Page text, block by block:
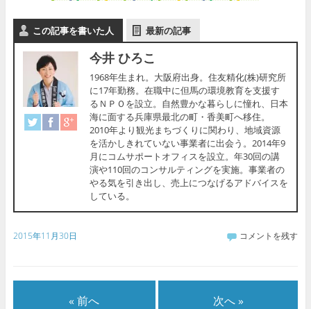
この記事を書いた人 最新の記事
今井 ひろこ
1968年生まれ。大阪府出身。住友精化(株)研究所
に17年勤務。在職中に但馬の環境教育を支援す
るＮＰＯを設立。自然豊かな暮らしに憧れ、日本
海に面する兵庫県最北の町・香美町へ移住。
2010年より観光まちづくりに関わり、地域資源
を活かしきれていない事業者に出会う。2014年9
月にコムサポートオフィスを設立。年30回の講
演や110回のコンサルティングを実施。事業者の
やる気を引き出し、売上につなげるアドバイスを
している。
2015年11月30日 コメントを残す
« 前へ 次へ »